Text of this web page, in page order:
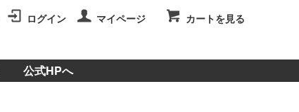
ログイン マイページ カートを見る
公式HPへ